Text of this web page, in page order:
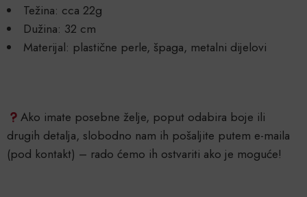
Težina: cca 22g
Dužina: 32 cm
Materijal: plastične perle, špaga, metalni dijelovi
Ako imate posebne želje, poput odabira boje ili
drugih detalja, slobodno nam ih pošaljite putem e-maila
(pod kontakt) – rado ćemo ih ostvariti ako je moguće!